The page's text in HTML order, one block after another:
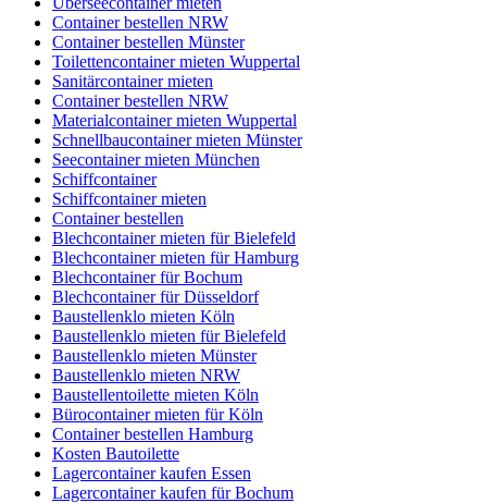
Container bestellen NRW
Container bestellen Münster
Toilettencontainer mieten Wuppertal
Sanitärcontainer mieten
Container bestellen NRW
Materialcontainer mieten Wuppertal
Schnellbaucontainer mieten Münster
Seecontainer mieten München
Schiffcontainer
Schiffcontainer mieten
Container bestellen
Blechcontainer mieten für Bielefeld
Blechcontainer mieten für Hamburg
Blechcontainer für Bochum
Blechcontainer für Düsseldorf
Baustellenklo mieten Köln
Baustellenklo mieten für Bielefeld
Baustellenklo mieten Münster
Baustellenklo mieten NRW
Baustellentoilette mieten Köln
Bürocontainer mieten für Köln
Container bestellen Hamburg
Kosten Bautoilette
Lagercontainer kaufen Essen
Lagercontainer kaufen für Bochum